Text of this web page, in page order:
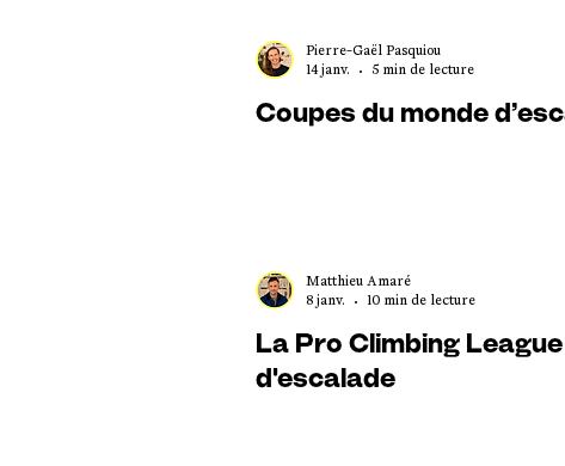
Coupes du monde
Pierre-Gaël Pasquiou
14 janv.
5 min de lecture
La Pro Climbing
d'escalade
Matthieu Amaré
8 janv.
10 min de lecture